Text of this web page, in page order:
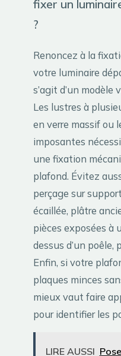
fixer un
?
Renoncez à la
votre luminaire
s’agit d’un
Les lustres à
en verre massif ou
imposantes
une fixation
plafond. Évitez
perçage sur
écaillée, plâtre
pièces exposées à
dessus d’un poêle,
Enfin, si votre
plaques minces
mieux vaut faire
pour identifier les
LIRE AUSSI